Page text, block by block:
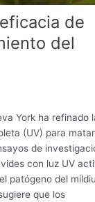
de
del
York ha refinado
(UV) para matar
de
con luz UV
patógeno del
que los